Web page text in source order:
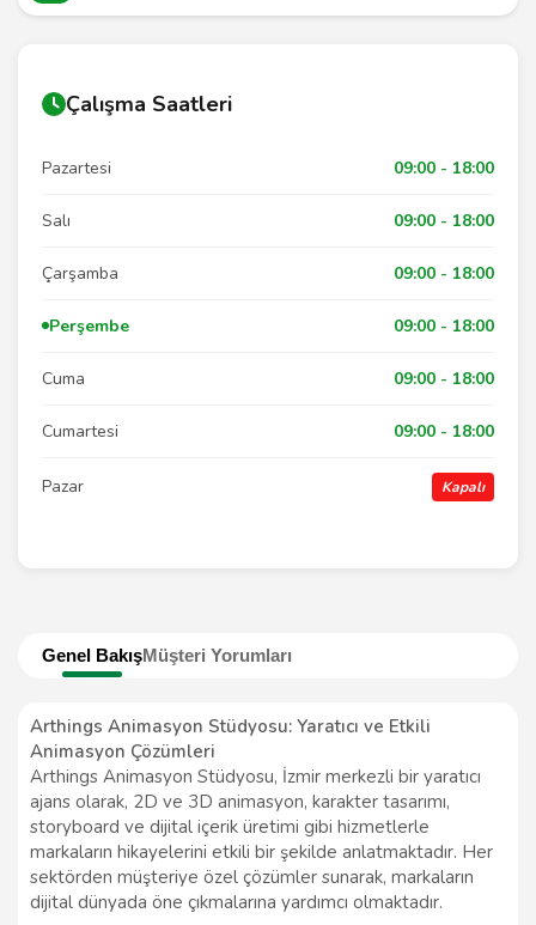
Genel BakışMüşteri Yorumları
Arthings Animasyon Stüdyosu: Yaratıcı ve Etkili
Animasyon Çözümleri
Arthings Animasyon Stüdyosu, İzmir merkezli bir yaratıcı
ajans olarak, 2D ve 3D animasyon, karakter tasarımı,
storyboard ve dijital içerik üretimi gibi hizmetlerle
markaların hikayelerini etkili bir şekilde anlatmaktadır. Her
sektörden müşteriye özel çözümler sunarak, markaların
dijital dünyada öne çıkmalarına yardımcı olmaktadır.
Çalışma Saatleri
Pazartesi 09:00 - 18:00
Salı 09:00 - 18:00
Çarşamba 09:00 - 18:00
Perşembe 09:00 - 18:00
Cuma 09:00 - 18:00
Cumartesi 09:00 - 18:00
Pazar Kapalı